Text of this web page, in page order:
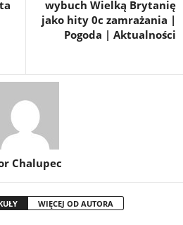
wybuch Wielką Brytanię
jako hity 0c zamrażania |
Pogoda | Aktualności
Chalupec
WIĘCEJ OD AUTORA